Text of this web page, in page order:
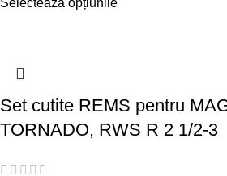
Selectează opțiunile
Set cutite REMS pentru
TORNADO, RWS R 2 1/2-3